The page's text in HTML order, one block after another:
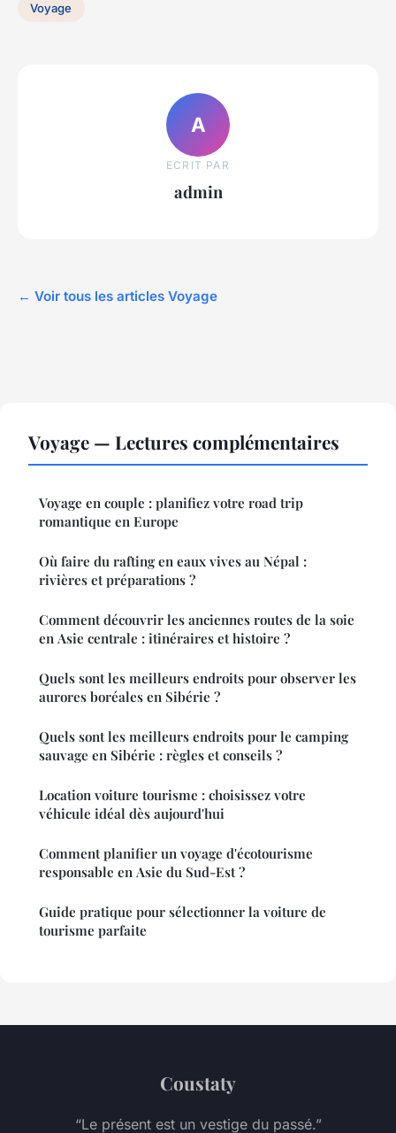
Voyage
A
ECRIT PAR
admin
← Voir tous les articles Voyage
Voyage — Lectures complémentaires
Voyage en couple : planifiez votre road trip
romantique en Europe
Où faire du rafting en eaux vives au Népal :
rivières et préparations ?
Comment découvrir les anciennes routes de la soie
en Asie centrale : itinéraires et histoire ?
Quels sont les meilleurs endroits pour observer les
aurores boréales en Sibérie ?
Quels sont les meilleurs endroits pour le camping
sauvage en Sibérie : règles et conseils ?
Location voiture tourisme : choisissez votre
véhicule idéal dès aujourd'hui
Comment planifier un voyage d'écotourisme
responsable en Asie du Sud-Est ?
Guide pratique pour sélectionner la voiture de
tourisme parfaite
Coustaty
“Le présent est un vestige du passé.”